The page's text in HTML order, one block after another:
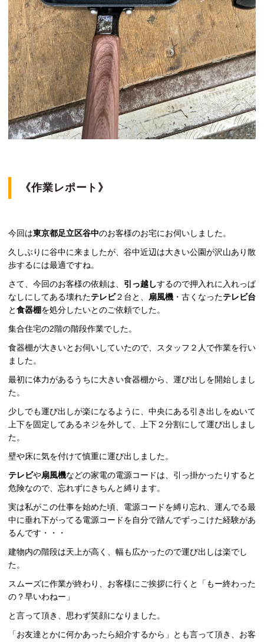
《作業レポート》
今回は東京都足立区谷中のお客様のお宅にお伺いしました。
久しぶりに谷中に来ましたが、谷中近辺は大きい公園が沢山あり散
歩するには最適ですね。
さて、今回のお客様の依頼は、 引っ越しするので押入れに入れっぱ
なしにしてある壊れたテレビ２台と、 扇風機 ・古くなったテレビ台
と食器棚を処分したいとのご依頼でした。
集合住宅の2階の階段作業でした。
食器棚が大きいとお伺いしていたので、スタッフ２人で作業を行い
ました。
最初に体力があるうちに大きい食器棚から、運び出しを開始しまし
た。
少しでも運び出しが楽になるように、中央にある引き出しをぬいて
上下を固定してあるネジを外して、上下２分割にして運び出しまし
た。
壁や床に気を付けて慎重に運び出しました。
テレビや扇風機などの家電の電源コードは、引っ掛かったりすると
危険なので、忘れずにきちんと縛ります。
実は私がこの仕事を始めた頃、電源コードを縛り忘れ、運んでる最
中に垂れ下がってる電源コードを自分で踏んでずっこけた経験があ
るんです・・・
建物内の階段は天上が高く、幅も広かったので運び出しは楽でし
た。
スムーズに作業が終わり、お客様にご挨拶に行くと「もー終わった
の？早いわねー」
と言って頂き、思わず笑顔になりました。
「お友達とかに何かあったら紹介するから」とも言って頂き、お客